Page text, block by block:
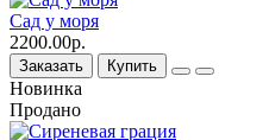
Сад у моря
2200.00р.
Заказать Купить
Новинка
Продано